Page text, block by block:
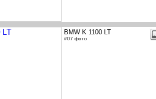
BMW K 1100 LT
#07 фото